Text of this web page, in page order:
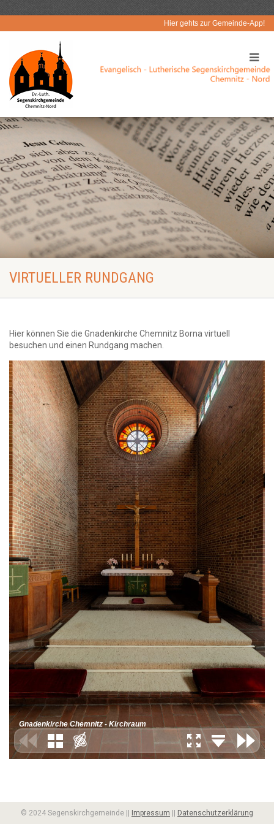
Hier gehts zur Gemeinde-App!
VIRTUELLER RUNDGANG
Hier können Sie die Gnadenkirche Chemnitz Borna virtuell
besuchen und einen Rundgang machen.
© 2024 Segenskirchgemeinde || Impressum Datenschutzerklärung